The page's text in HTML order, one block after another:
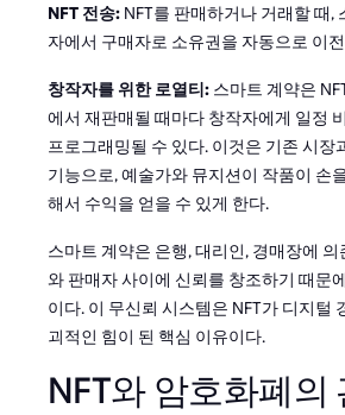
NFT 전송: NFT를 판매하거나 거래할 때,
자에서 구매자로 소유권을 자동으로 이
창작자를 위한 로열티: 스마트 계약은
에서 재판매될 때마다 창작자에게 일정
프로그래밍될 수 있다. 이것은 기존 시장
기능으로, 예술가와 뮤지션이 작품이 손
해서 수익을 얻을 수 있게 한다.
스마트 계약은 은행, 대리인, 경매장에
와 판매자 사이에 신뢰를 창조하기 때문
이다. 이 무신뢰 시스템은 NFT가 디지털
괴적인 힘이 된 핵심 이유이다.
NFT와 암호화폐의